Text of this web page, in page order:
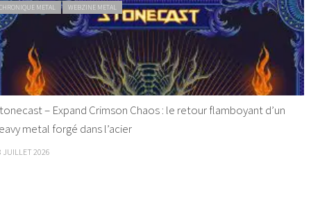
METAL WEBZINE METAL
– Expand Crimson Chaos : le retour flamboyant d’un
metal forgé dans l’acier
JUILLET 2026